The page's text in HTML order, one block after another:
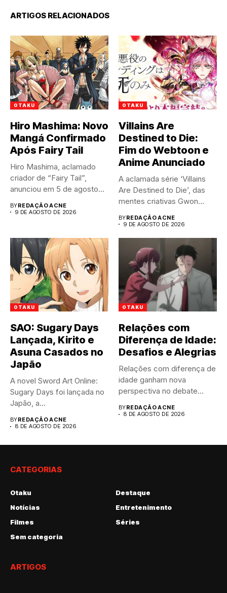
ARTIGOS RELACIONADOS
OTAKU
Hiro Mashima: Novo
Mangá Confirmado
Após Fairy Tail
Hiro Mashima, aclamado
criador de “Fairy Tail”,
anunciou em 5 de agosto...
BYREDAÇÃO ACNE
9 DE AGOSTO DE 2026
OTAKU
Villains Are
Destined to Die:
Fim do Webtoon e
Anime Anunciado
A aclamada série ‘Villains
Are Destined to Die’, das
mentes criativas Gwon...
BYREDAÇÃO ACNE
9 DE AGOSTO DE 2026
OTAKU
SAO: Sugary Days
Lançada, Kirito e
Asuna Casados no
Japão
A novel Sword Art Online:
Sugary Days foi lançada no
Japão, a...
BYREDAÇÃO ACNE
8 DE AGOSTO DE 2026
OTAKU
Relações com
Diferença de Idade:
Desafios e Alegrias
Relações com diferença de
idade ganham nova
perspectiva no debate
público atual....
BYREDAÇÃO ACNE
8 DE AGOSTO DE 2026
CATEGORIAS
Otaku
Destaque
Notícias
Entretenimento
Filmes
Séries
Sem categoria
ARTIGOS